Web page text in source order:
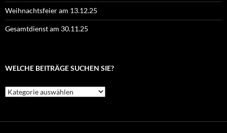
Weihnachtsfeier am 13.12.25
Gesamtdienst am 30.11.25
WELCHE BEITRÄGE SUCHEN SIE?
Welche
Beiträge